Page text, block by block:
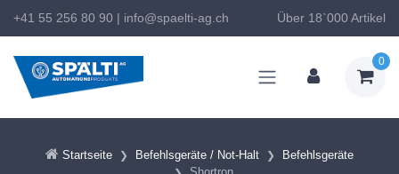
+41 55 256 80 90 | info@spaelti-ag.ch Über 18`000 Artikel
0
Startseite Befehlsgeräte / Not-Halt
Befehlsgeräte